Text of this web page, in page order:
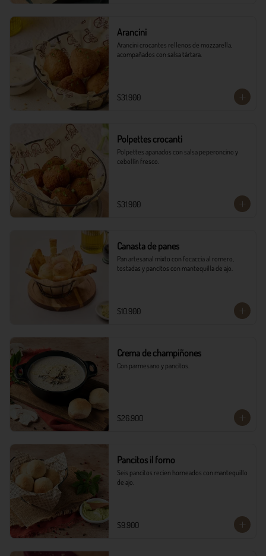
Arancini
Arancini crocantes rellenos de mozzarella,
acompañados con salsa tártara.
$31.900
Polpettes crocanti
Polpettes apanados con salsa peperoncino y
cebollín fresco.
$31.900
Canasta de panes
Pan artesanal mixto con focaccia al romero,
tostadas y pancitos con mantequilla de ajo.
$10.900
Crema de champiñones
Con parmesano y pancitos.
$26.900
Pancitos il forno
Seis pancitos recien horneados con mantequillo
de ajo.
$9.900